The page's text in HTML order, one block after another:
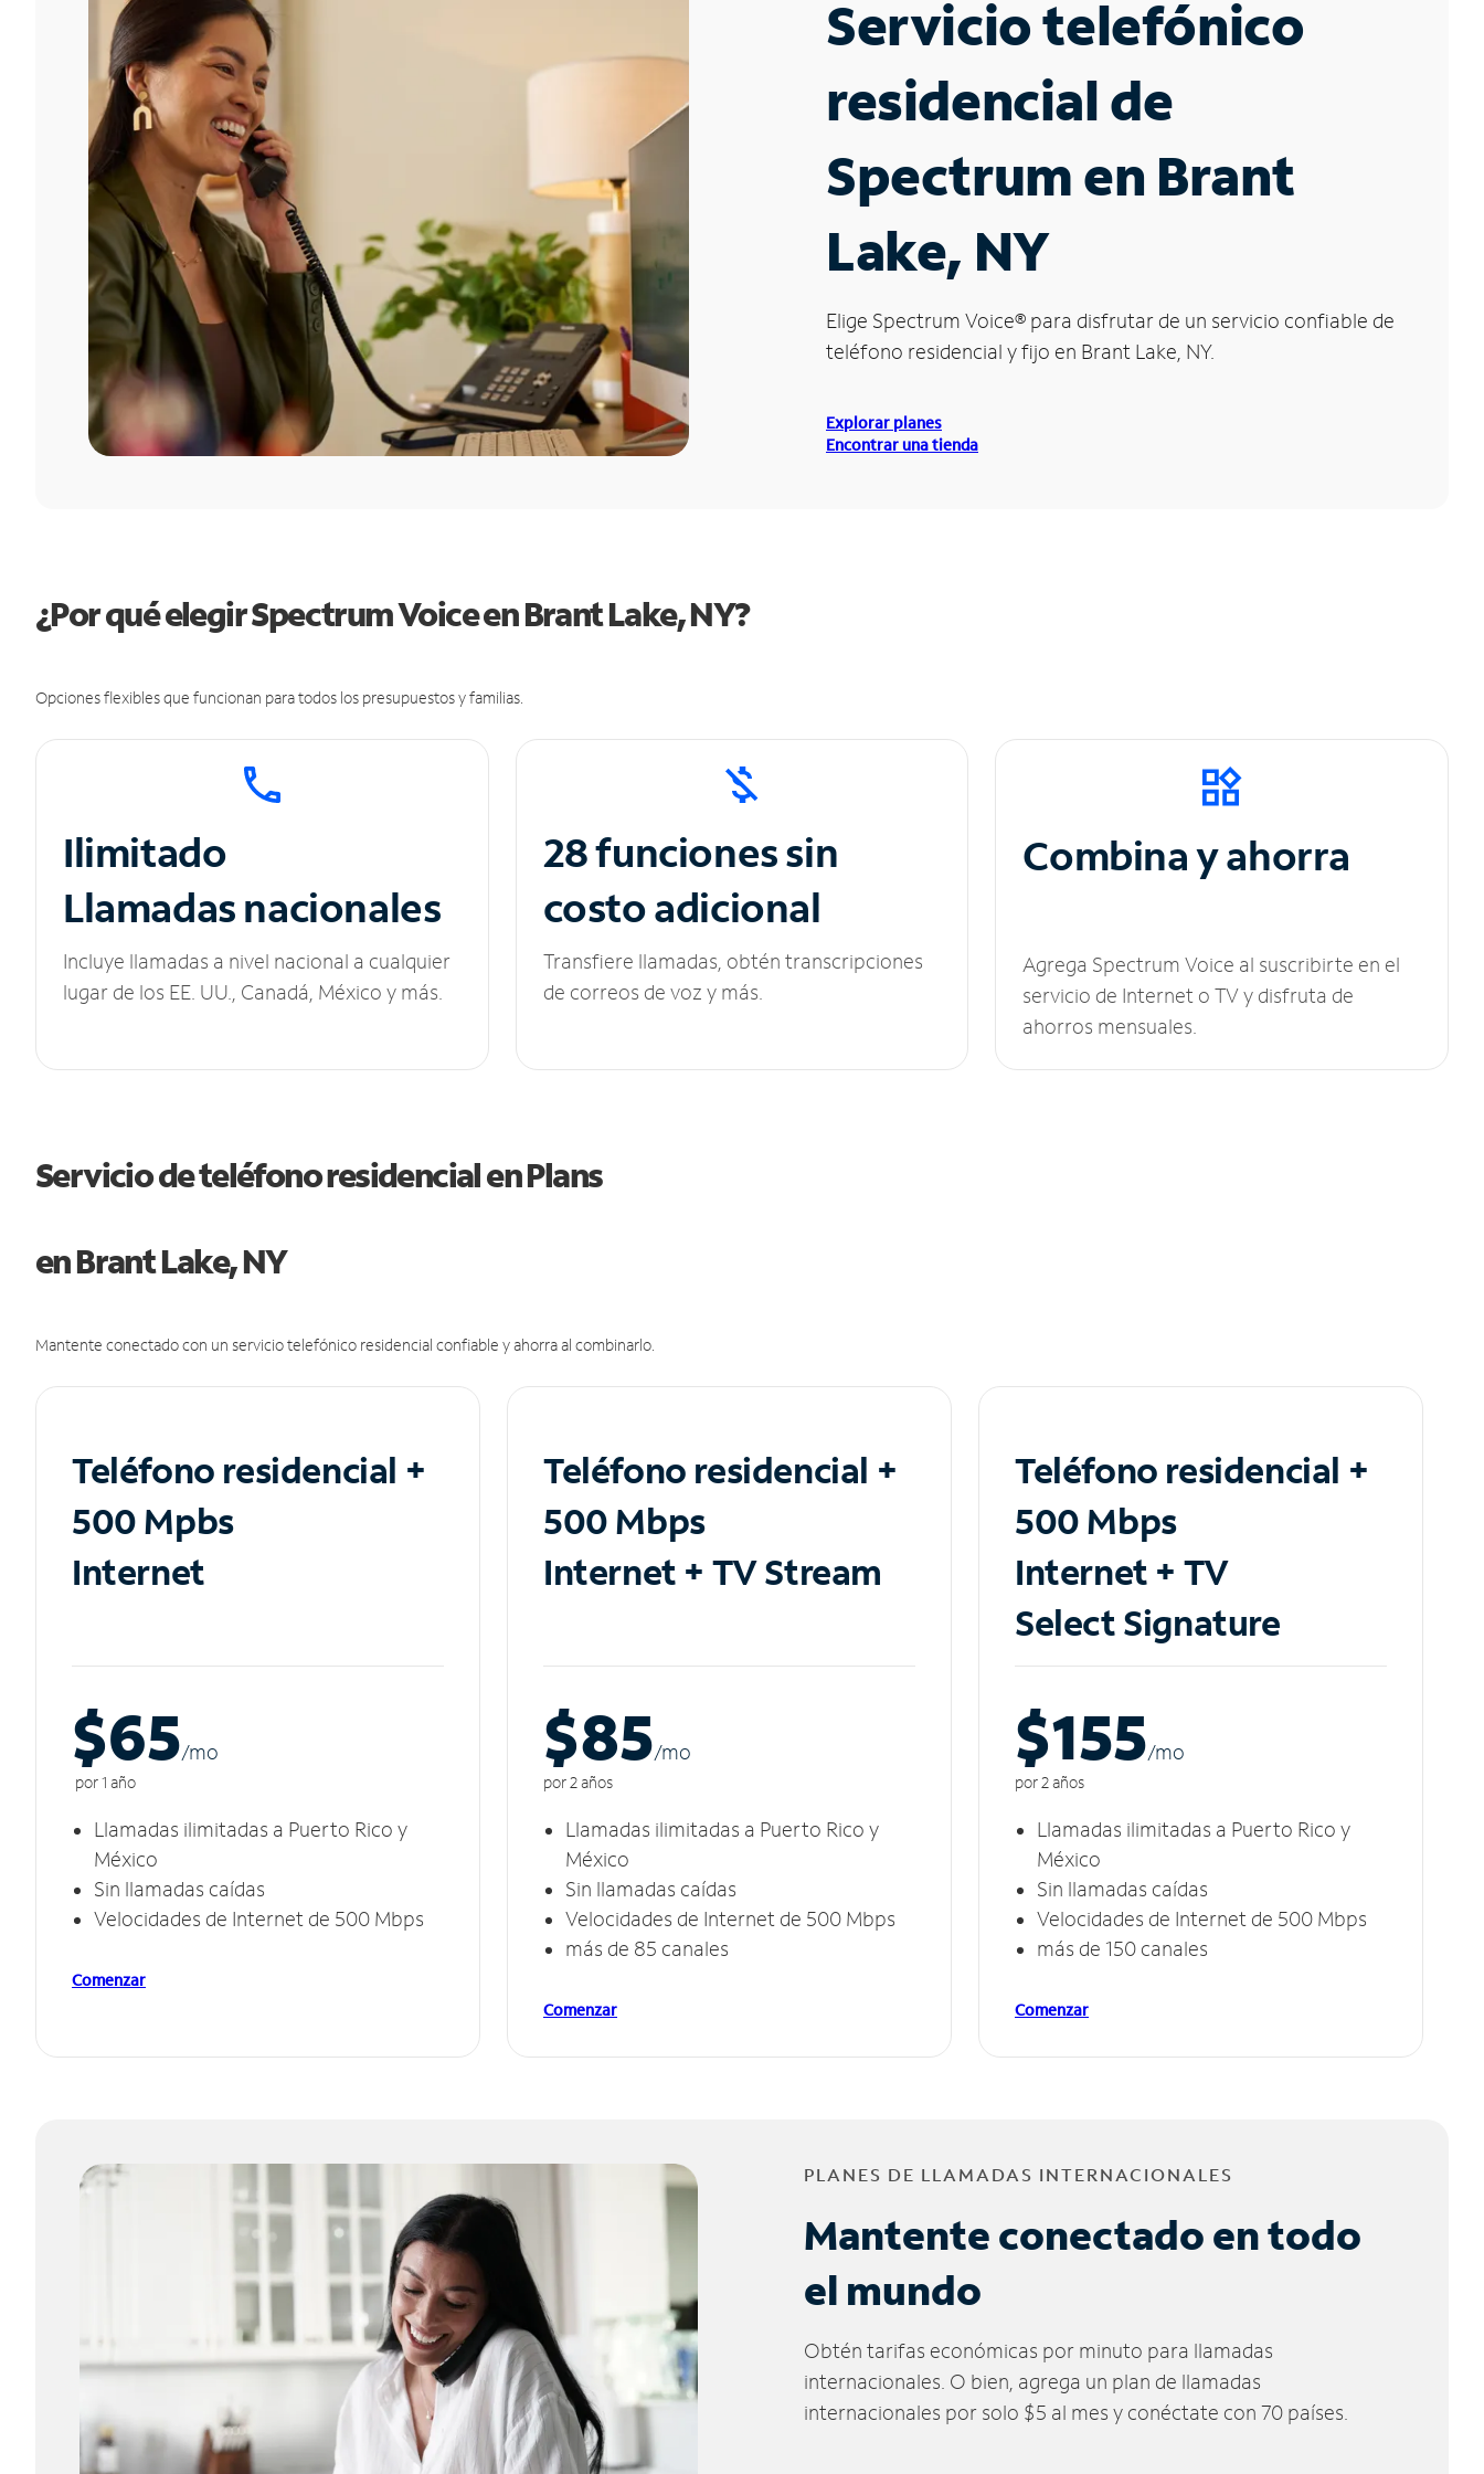
Servicio telefónico
residencial de
Spectrum en Brant
Lake, NY
Elige Spectrum Voice® para disfrutar de un servicio confiable de
teléfono residencial y fijo en Brant Lake, NY.
Explorar planes
Encontrar una tienda
¿Por qué elegir Spectrum Voice en Brant Lake, NY?
Opciones flexibles que funcionan para todos los presupuestos y familias.
Ilimitado
Llamadas nacionales
Incluye llamadas a nivel nacional a cualquier
lugar de los EE. UU., Canadá, México y más.
28 funciones sin
costo adicional
Transfiere llamadas, obtén transcripciones
de correos de voz y más.
Combina y ahorra
Agrega Spectrum Voice al suscribirte en el
servicio de Internet o TV y disfruta de
ahorros mensuales.
Servicio de teléfono residencial en Plans
en Brant Lake, NY
Mantente conectado con un servicio telefónico residencial confiable y ahorra al combinarlo.
Teléfono residencial +
500 Mpbs
Internet
$65/mo
por 1 año
Llamadas ilimitadas a Puerto Rico y
México
Sin llamadas caídas
Velocidades de Internet de 500 Mbps
Comenzar
Teléfono residencial +
500 Mbps
Internet + TV Stream
$85/mo
por 2 años
Llamadas ilimitadas a Puerto Rico y
México
Sin llamadas caídas
Velocidades de Internet de 500 Mbps
más de 85 canales
Comenzar
Teléfono residencial +
500 Mbps
Internet + TV
Select Signature
$155/mo
por 2 años
Llamadas ilimitadas a Puerto Rico y
México
Sin llamadas caídas
Velocidades de Internet de 500 Mbps
más de 150 canales
Comenzar
PLANES DE LLAMADAS INTERNACIONALES
Mantente conectado en todo
el mundo
Obtén tarifas económicas por minuto para llamadas
internacionales. O bien, agrega un plan de llamadas
internacionales por solo $5 al mes y conéctate con 70 países.